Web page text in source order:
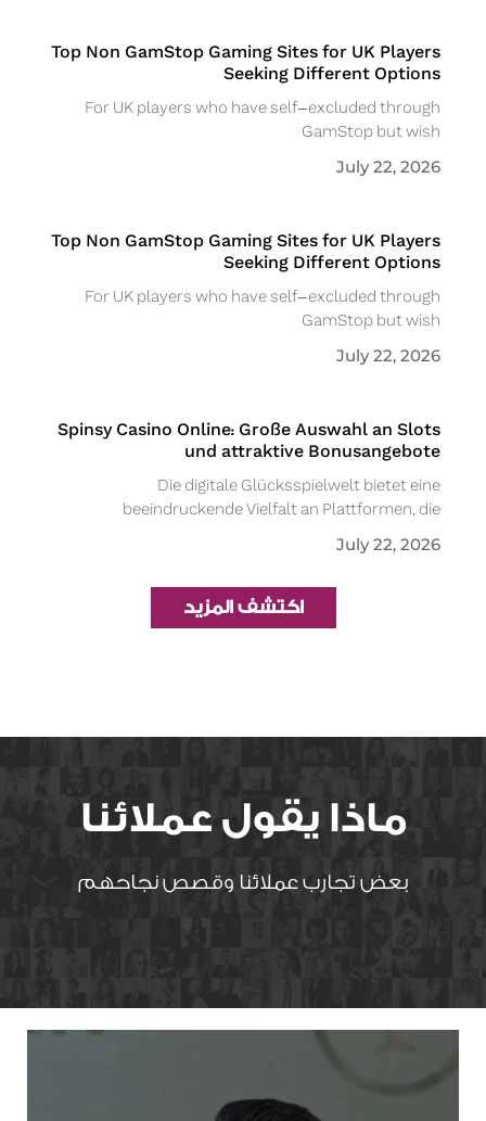
Top Non GamStop Gaming Sites for UK Players
Seeking Different Options
For UK players who have self-excluded through
GamStop but wish
July 22, 2026
Top Non GamStop Gaming Sites for UK Players
Seeking Different Options
For UK players who have self-excluded through
GamStop but wish
July 22, 2026
Spinsy Casino Online: Große Auswahl an Slots
und attraktive Bonusangebote
Die digitale Glücksspielwelt bietet eine
beeindruckende Vielfalt an Plattformen, die
July 22, 2026
اكتشف المزيد
ماذا يقول عملائنا
بعض تجارب عملائنا وقصص نجاحهم